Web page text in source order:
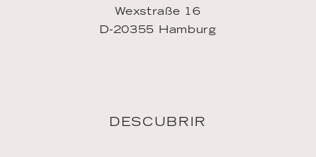
Wexstraße 16
D-20355 Hamburg
DESCUBRIR